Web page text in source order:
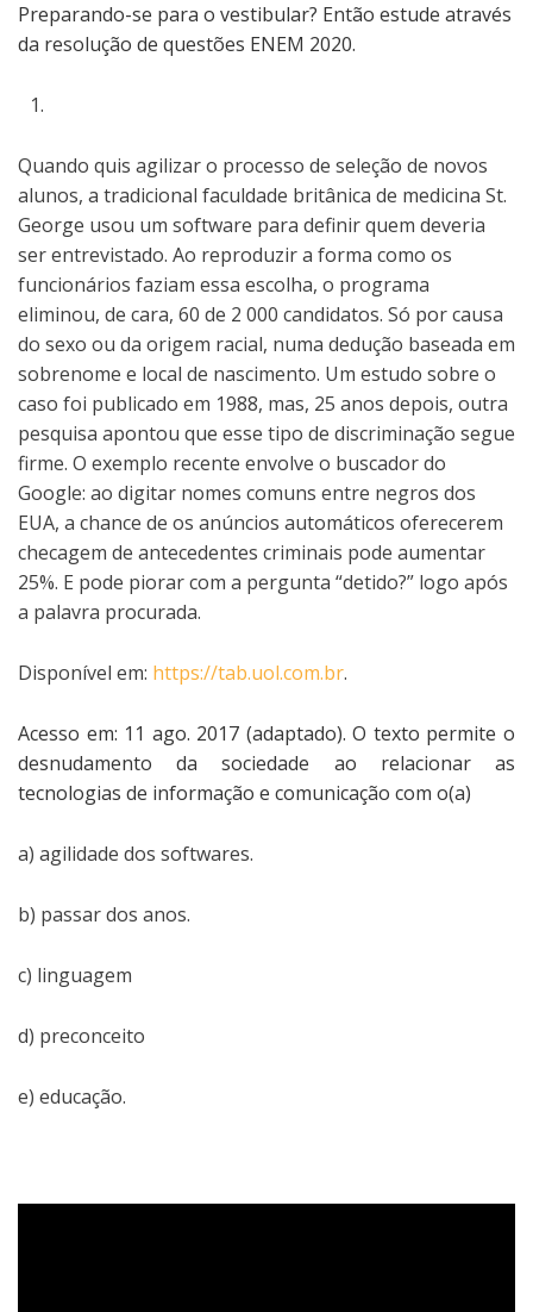
Preparando-se para o vestibular? Então estude através
da resolução de questões ENEM 2020.
Quando quis agilizar o processo de seleção de novos
alunos, a tradicional faculdade britânica de medicina St.
George usou um software para definir quem deveria
ser entrevistado. Ao reproduzir a forma como os
funcionários faziam essa escolha, o programa
eliminou, de cara, 60 de 2 000 candidatos. Só por causa
do sexo ou da origem racial, numa dedução baseada em
sobrenome e local de nascimento. Um estudo sobre o
caso foi publicado em 1988, mas, 25 anos depois, outra
pesquisa apontou que esse tipo de discriminação segue
firme. O exemplo recente envolve o buscador do
Google: ao digitar nomes comuns entre negros dos
EUA, a chance de os anúncios automáticos oferecerem
checagem de antecedentes criminais pode aumentar
25%. E pode piorar com a pergunta “detido?” logo após
a palavra procurada.
Disponível em: https://tab.uol.com.br.
Acesso em: 11 ago. 2017 (adaptado). O texto permite o
desnudamento da sociedade ao relacionar as
tecnologias de informação e comunicação com o(a)
a) agilidade dos softwares.
b) passar dos anos.
c) linguagem
d) preconceito
e) educação.